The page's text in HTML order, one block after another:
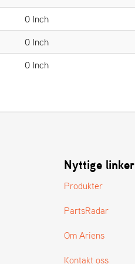
0 Inch
0 Inch
0 Inch
Nyttige linker
Produkter
PartsRadar
Om Ariens
Kontakt oss